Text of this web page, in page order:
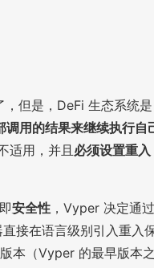
但是，DeFi 生态系统是
调用的结果来继续执行自
适用，并且 必须设置重入
安全性 ，Vyper 决定通过
接在语言级别引入重入
版本（Vyper 的最早版本